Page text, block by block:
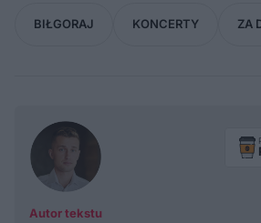
BIŁGORAJ KONCERTY ZA
Autor tekstu